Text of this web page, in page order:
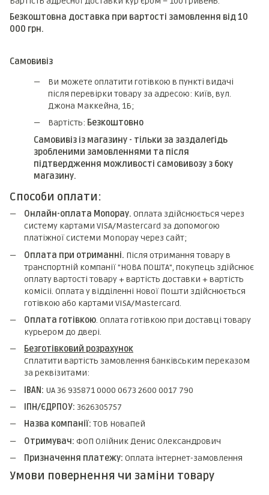
Безкоштовна доставка при вартості замовлення від 10
000 грн.
Самовивіз
Ви можете оплатити готівкою в пункті видачі
після перевірки товару за адресою: Київ, вул.
Джона Маккейна, 1Б;
Вартість: Безкоштовно
Самовивіз із магазину - тільки за заздалегідь
зробленими замовленнями та після
підтвердження можливості самовивозу з боку
магазину.
Способи оплати:
Онлайн-оплата Monopay. Оплата здійснюється через
систему картами VISA/Mastercard за допомогою
платіжної системи Monopay через сайт;
Оплата при отриманні. Після отримання товару в
транспортній компанії "НОВА ПОШТА", покупець здійснює
оплату вартості товару + вартість доставки + вартість
комicii. Оплата у відділенні Нової Пошти здійснюється
готівкою або картами VISA/Mastercard.
Оплата готівкою. Оплата готівкою при доставці товару
курьером до двері.
Безготівковий розрахунок
Сплатити вартість замовлення банківським переказом
за реквізитами:
IBAN: UA 36 935871 0000 0673 2600 0017 790
ІПН/ЄДРПОУ: 3626305757
Назва компанії: ТОВ НоваПей
Отримувач: ФОП Олійник Денис Олександрович
Призначення платежу: Оплата інтернет-замовлення
Умови повернення чи заміни товару